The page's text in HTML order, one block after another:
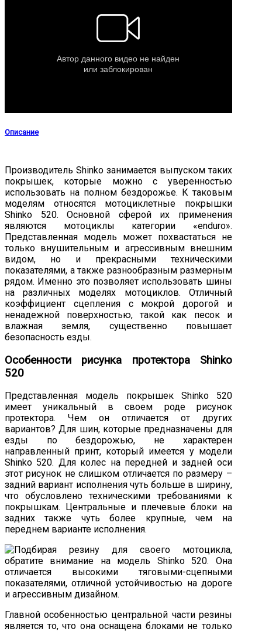
Описание
Производитель Shinko занимается выпуском таких
покрышек, которые можно с уверенностью
использовать на полном бездорожье. К таковым
моделям относятся мотоциклетные покрышки
Shinko 520. Основной сферой их применения
являются мотоциклы категории «enduro».
Представленная модель может похвастаться не
только внушительным и агрессивным внешним
видом, но и прекрасными техническими
показателями, а также разнообразным размерным
рядом. Именно это позволяет использовать шины
на различных моделях мотоциклов. Отличный
коэффициент сцепления с мокрой дорогой и
ненадежной поверхностью, такой как песок и
влажная земля, существенно повышает
безопасность езды.
Особенности рисунка протектора Shinko
520
Представленная модель покрышек Shinko 520
имеет уникальный в своем роде рисунок
протектора. Чем он отличается от других
вариантов? Для шин, которые предназначены для
езды по бездорожью, не характерен
направленный принт, который имеется у модели
Shinko 520. Для колес на передней и задней оси
этот рисунок не слишком отличается по размеру –
задний вариант исполнения чуть больше в ширину,
что обусловлено техническими требованиями к
покрышкам. Центральные и плечевые блоки на
задних также чуть более крупные, чем на
переднем варианте исполнения.
Главной особенностью центральной части резины
является то, что она оснащена блоками не только